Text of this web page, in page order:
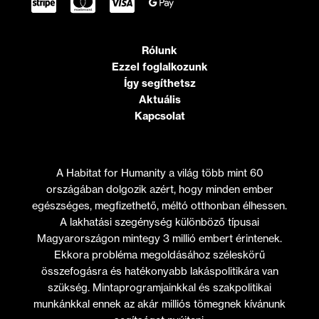
Rólunk
Ezzel foglalkozunk
Így segíthetsz
Aktuális
Kapcsolat
A Habitat for Humanity a világ több mint 60
országában dolgozik azért, hogy minden ember
egészséges, megfizethető, méltó otthonban élhessen.
A lakhatási szegénység különböző típusai
Magyarországon mintegy 3 millió embert érintenek.
Ekkora probléma megoldásához széleskörű
összefogásra és hatékonyabb lakáspolitikára van
szükség. Mintaprogramjainkkal és szakpolitikai
munkánkkal ennek az akár milliós tömegnek kívánunk